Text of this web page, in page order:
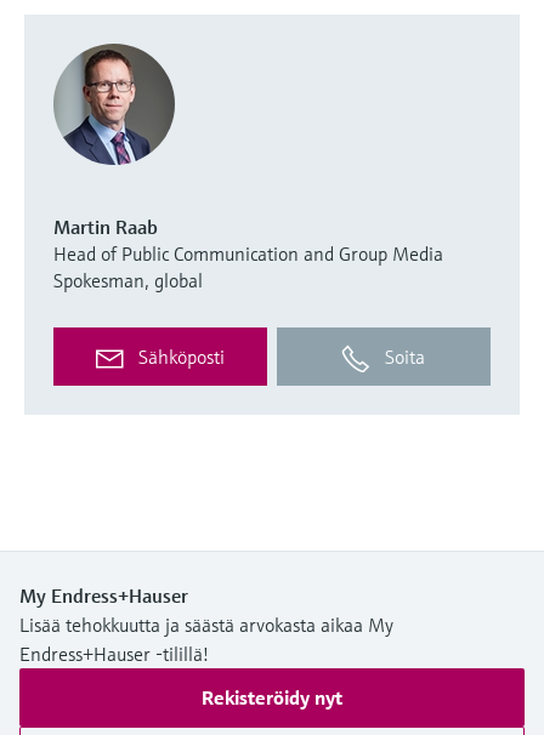
Martin Raab
Head of Public Communication and Group Media
Spokesman, global
Sähköposti Soita
My Endress+Hauser
Lisää tehokkuutta ja säästä arvokasta aikaa My
Endress+Hauser -tilillä!
Rekisteröidy nyt